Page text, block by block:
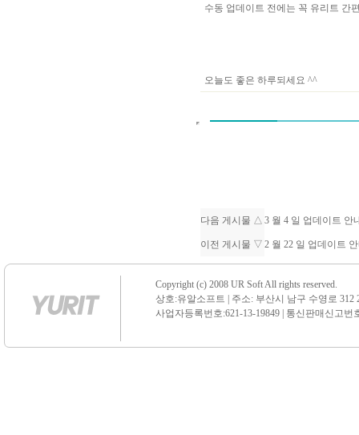
수동 업데이트 전에는 꼭 유리트 간
오늘도 좋은 하루되세요 ^^
다음 게시물 △ 3 월 4 일 업데이트 안
이전 게시물 ▽ 2 월 22 일 업데이트
Copyright (c) 2008 UR Soft All rights reserved.
상호:유알소프트 | 주소: 부산시 남구 수영로 312
사업자등록번호:621-13-19849 | 통신판매신고번